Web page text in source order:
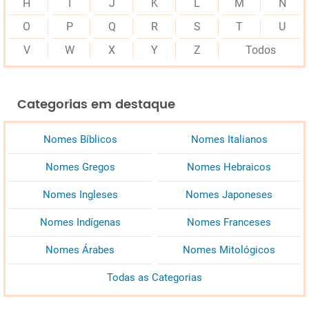
H
I J K L M
N
O
P Q R S T
U
V
W X Y Z Todos
Categorias em destaque
Nomes Bíblicos Nomes Italianos
Nomes Gregos Nomes Hebraicos
Nomes Ingleses Nomes Japoneses
Nomes Indígenas Nomes Franceses
Nomes Árabes Nomes Mitológicos
Todas as Categorias